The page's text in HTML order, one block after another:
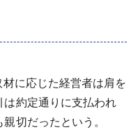
に応じた経営者は肩を
約定通りに支払われ
切だったという。